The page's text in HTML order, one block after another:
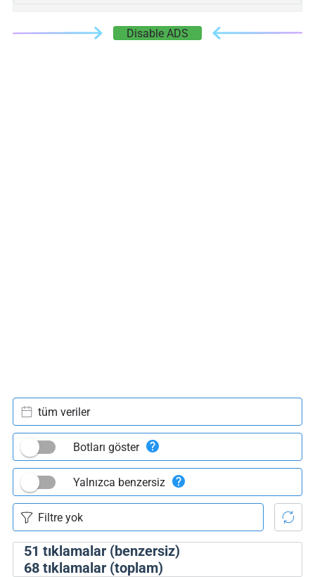
Disable ADS
51 tıklamalar (benzersiz)
68tıklamalar (toplam)
tüm veriler
Botları göster
Yalnızca benzersiz